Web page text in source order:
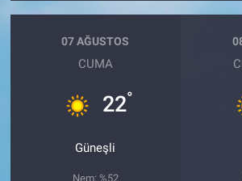
07 AĞUSTOS
CUMA
22°
Güneşli
Nem: %52